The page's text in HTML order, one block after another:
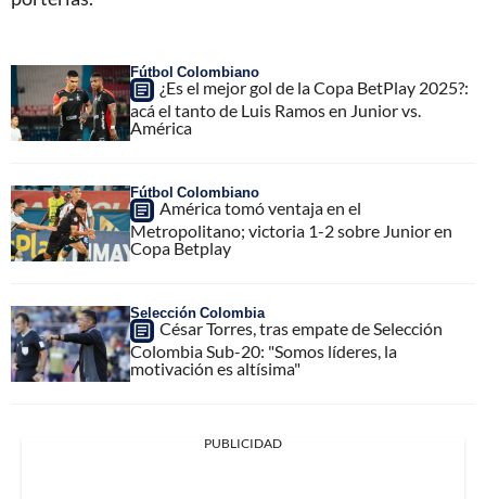
Fútbol Colombiano
¿Es el mejor gol de la Copa BetPlay 2025?:
acá el tanto de Luis Ramos en Junior vs.
América
Fútbol Colombiano
América tomó ventaja en el
Metropolitano; victoria 1-2 sobre Junior en
Copa Betplay
Selección Colombia
César Torres, tras empate de Selección
Colombia Sub-20: "Somos líderes, la
motivación es altísima"
PUBLICIDAD